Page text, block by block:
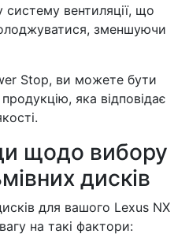
вентиляції, що
зменшуючи
Stop, ви можете бути
яка відповідає
щодо вибору
дисків
для вашого Lexus NX
на такі фактори: